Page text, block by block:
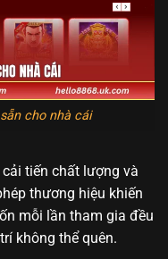
cho nhà cái
tiến chất lượng và
thương hiệu khiến
mỗi lần tham gia đều
không thể quên.